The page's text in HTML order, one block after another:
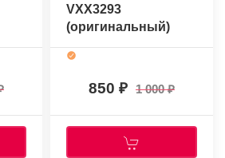
VXX3293
(оригинальный)
850 1 000